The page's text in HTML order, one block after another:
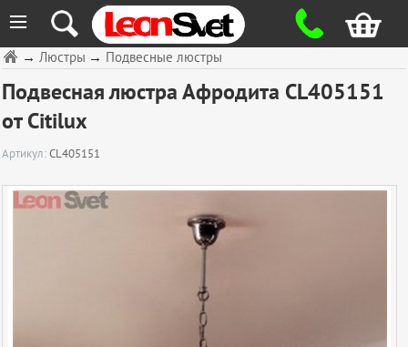
≡
→ Подвесные люстры
→Люстры
Подвесная люстра Афродита CL405151
от Citilux
Артикул:CL405151